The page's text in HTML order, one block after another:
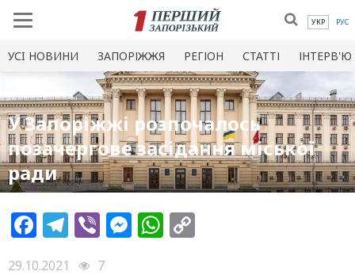
УКР РУС
УСI НОВИНИ ЗАПОРІЖЖЯ РЕГІОН СТАТТІ ІНТЕРВ'Ю
У Запоріжжі розпочалось
позачергове засідання міської
ради
Facebook
Telegram
ViberMessenger
WhatsApp
29.10.2021
7